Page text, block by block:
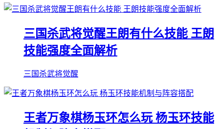
三国杀武将觉醒王朗有什么技能 王朗
技能强度全面解析
三国杀武将觉醒
王者万象棋杨玉环怎么玩 杨玉环技能